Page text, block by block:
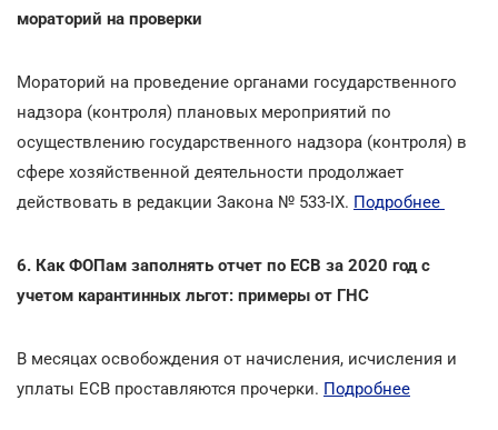
мораторий на проверки
Мораторий на проведение органами государственного
надзора (контроля) плановых мероприятий по
осуществлению государственного надзора (контроля) в
сфере хозяйственной деятельности продолжает
действовать в редакции Закона № 533-ІХ. Подробнее
6. Как ФОПам заполнять отчет по ЕСВ за 2020 год с
учетом карантинных льгот: примеры от ГНС
В месяцах освобождения от начисления, исчисления и
уплаты ЕСВ проставляются прочерки. Подробнее